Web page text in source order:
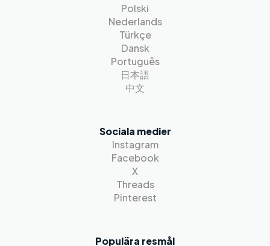
Polski
Nederlands
Türkçe
Dansk
Português
日本語
中文
Sociala medier
Instagram
Facebook
X
Threads
Pinterest
Populära resmål